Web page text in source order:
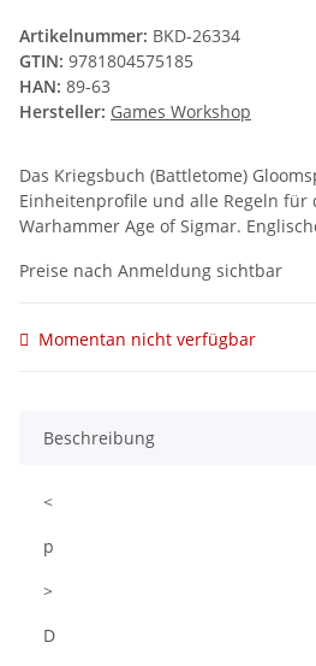
Artikelnummer: BKD-26334
GTIN: 9781804575185
HAN: 89-63
Hersteller: Games Workshop
Das Kriegsbuch (Battletome)
Einheitenprofile und alle Regeln für
Warhammer Age of Sigmar.
Preise nach Anmeldung sichtbar
Momentan nicht verfügbar
Beschreibung
<
p
>
D